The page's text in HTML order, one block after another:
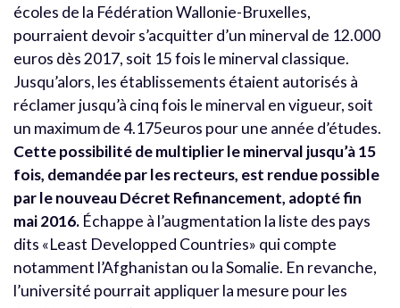
écoles de la Fédération Wallonie-Bruxelles,
pourraient devoir s’acquitter d’un minerval de 12.000
euros dès 2017, soit 15 fois le minerval classique.
Jusqu’alors, les établissements étaient autorisés à
réclamer jusqu’à cinq fois le minerval en vigueur, soit
un maximum de 4.175euros pour une année d’études.
Cette possibilité de multiplier le minerval jusqu’à 15
fois, demandée par les recteurs, est rendue possible
par le nouveau Décret Refinancement, adopté fin
mai 2016. Échappe à l’augmentation la liste des pays
dits «Least Developped Countries» qui compte
notamment l’Afghanistan ou la Somalie. En revanche,
l’université pourrait appliquer la mesure pour les